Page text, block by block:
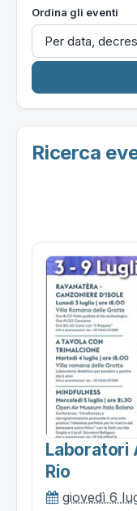
Ordina gli eventi
Ricerca
Laboratori
Rio
giovedì 6